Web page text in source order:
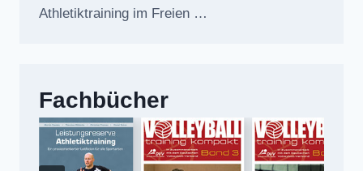
Athletiktraining im Freien …
Fachbücher